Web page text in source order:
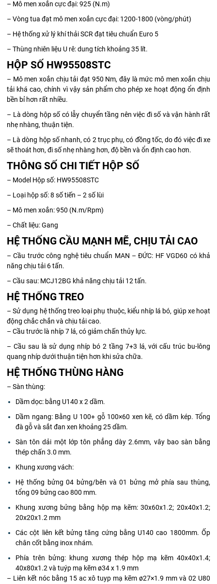
– Mô men xoắn cực đại: 925 (N.m)
– Vòng tua đạt mô men xoắn cực đại: 1200-1800 (vòng/phút)
– Hệ thống xử lý khí thải SCR đạt tiêu chuẩn Euro 5
– Thùng nhiên liệu U rê: dung tích khoảng 35 lít.
HỘP SỐ HW95508STC
– Mô men xoắn chịu tải đạt 950 Nm, đây là mức mô men xoắn chịu
tải khá cao, chính vì vậy sản phẩm cho phép xe hoạt động ổn định
bền bỉ hơn rất nhiều.
– Là dòng hộp số có lẫy chuyển tầng nên việc đi số và vận hành rất
nhẹ nhàng, thuận tiện.
– Là dòng hộp số nhanh, có 2 trục phụ, có đồng tốc, do đó việc đi xe
sẽ thoát hơn, đi số nhẹ nhàng hơn, độ bền và ổn định cao hơn.
THÔNG SỐ CHI TIẾT HỘP SỐ
– Model Hộp số: HW95508STC
– Loại hộp số: 8 số tiến – 2 số lùi
– Mô men xoắn: 950 (N.m/Rpm)
– Chất liệu: Gang
HỆ THỐNG CẦU MẠNH MẼ, CHỊU TẢI CAO
– Cầu trước công nghệ tiêu chuẩn MAN – ĐỨC: HF VGD60 có khả
năng chịu tải 6 tấn.
– Cầu sau: MCJ12BG khả năng chịu tải 12 tấn.
HỆ THỐNG TREO
– Sử dụng hệ thống treo loại phụ thuộc, kiểu nhíp lá bó, giúp xe hoạt
động chắc chắn và chịu tải cao.
– Cầu trước là nhíp 7 lá, có giảm chấn thủy lực.
– Cầu sau là sử dụng nhíp bó 2 tầng 7+3 lá, với cấu trúc bu-lông
quang nhíp dưới thuận tiện hơn khi sửa chữa.
HỆ THỐNG THÙNG HÀNG
– Sàn thùng:
Dầm dọc: bằng U140 x 2 dầm.
Dầm ngang: Bằng U 100+ gỗ 100×60 xen kẽ, có dầm kép. Tổng
đà gỗ và sắt đan xen khoảng 25 dầm.
Sàn tôn dải một lớp tôn phẳng dày 2.6mm, vây bao sàn bằng
thép chấn 3.0 mm.
Khung xương vách:
Hệ thống bửng 04 bửng/bên và 01 bửng mở phía sau thùng,
tổng 09 bửng cao 800 mm.
Khung xương bửng bằng hộp mạ kẽm: 30x60x1.2; 20x40x1.2;
20x20x1.2 mm
Các cột liên kết bửng tăng cứng bằng U140 cao 1800mm. Ốp
chân cốt bằng inox nhám.
Phía trên bửng: khung xương thép hộp mạ kẽm 40x40x1.4;
40x80x1.2 và tuýp mạ kẽm ø34 x 1.9 mm
– Liên kết nóc bằng 15 ac xô tuyp mạ kẽm ø27×1.9 mm và 02 U80